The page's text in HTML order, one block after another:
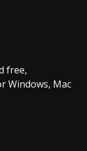
free,
Windows, Mac